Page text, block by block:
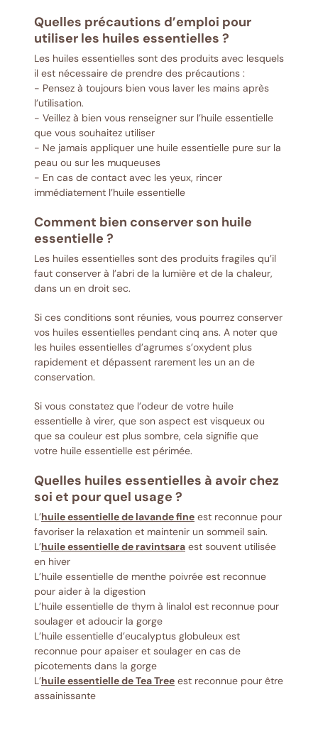
Quelles précautions d’emploi pour
utiliser les huiles essentielles ?
Les huiles essentielles sont des produits avec lesquels
il est nécessaire de prendre des précautions :
- Pensez à toujours bien vous laver les mains après
l’utilisation.
- Veillez à bien vous renseigner sur l’huile essentielle
que vous souhaitez utiliser
- Ne jamais appliquer une huile essentielle pure sur la
peau ou sur les muqueuses
- En cas de contact avec les yeux, rincer
immédiatement l’huile essentielle
Comment bien conserver son huile
essentielle ?
Les huiles essentielles sont des produits fragiles qu’il
faut conserver à l’abri de la lumière et de la chaleur,
dans un en droit sec.
Si ces conditions sont réunies, vous pourrez conserver
vos huiles essentielles pendant cinq ans. A noter que
les huiles essentielles d’agrumes s’oxydent plus
rapidement et dépassent rarement les un an de
conservation.
Si vous constatez que l’odeur de votre huile
essentielle à virer, que son aspect est visqueux ou
que sa couleur est plus sombre, cela signifie que
votre huile essentielle est périmée.
Quelles huiles essentielles à avoir chez
soi et pour quel usage ?
L’huile essentielle de lavande fine est reconnue pour
favoriser la relaxation et maintenir un sommeil sain.
L’huile essentielle de ravintsara est souvent utilisée
en hiver
L’huile essentielle de menthe poivrée est reconnue
pour aider à la digestion
L’huile essentielle de thym à linalol est reconnue pour
soulager et adoucir la gorge
L’huile essentielle d’eucalyptus globuleux est
reconnue pour apaiser et soulager en cas de
picotements dans la gorge
L’huile essentielle de Tea Tree est reconnue pour être
assainissante